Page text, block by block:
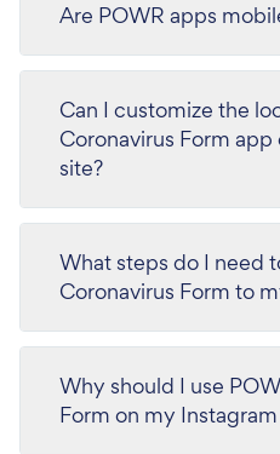
Are POWR apps
Can I customize the
Coronavirus Form
site?
What steps do I need
Coronavirus Form to
Why should I use
Form on my